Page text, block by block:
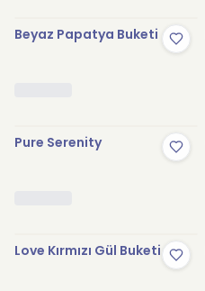
Beyaz Papatya Buketi
Pure Serenity
Love Kırmızı Gül Buketi